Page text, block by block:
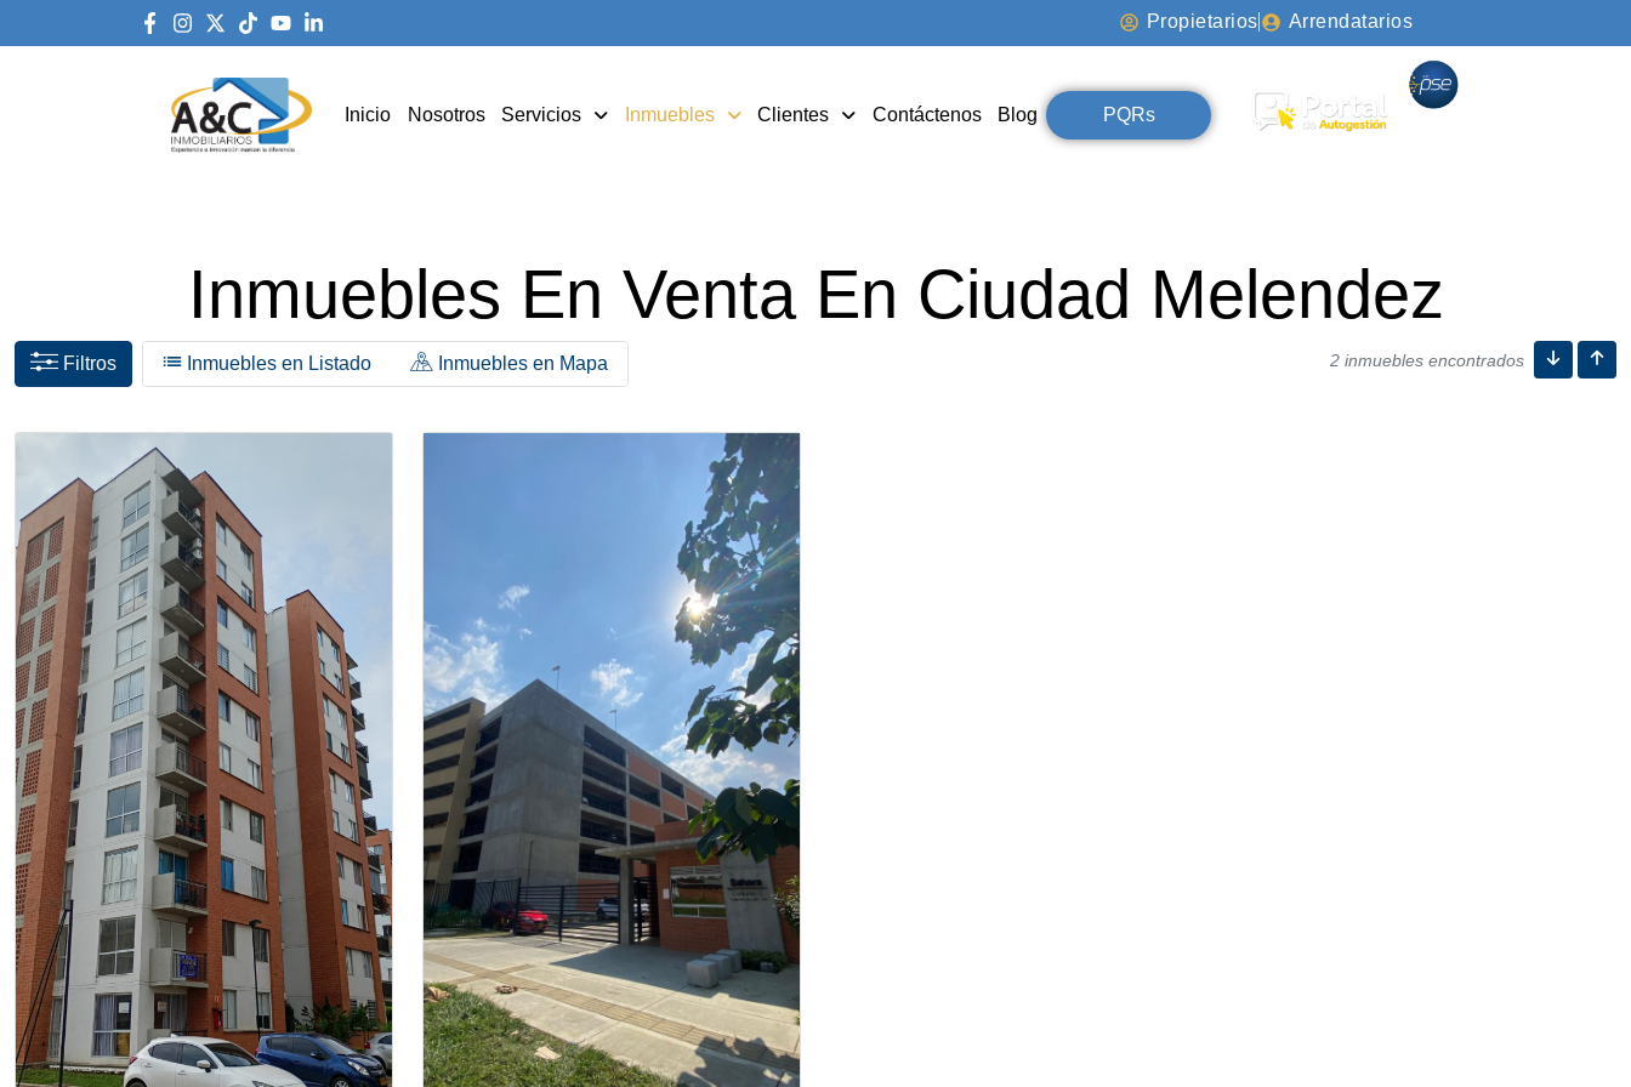
Propietarios Arrendatarios
Inicio Nosotros Servicios Inmuebles Clientes Contáctenos Blog PQRs
Inmuebles En Venta En Ciudad Melendez
Filtros Inmuebles en Listado Inmuebles en Mapa 2 inmuebles encontrados